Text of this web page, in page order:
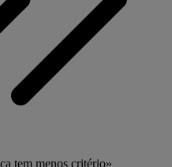
tem menos critério»